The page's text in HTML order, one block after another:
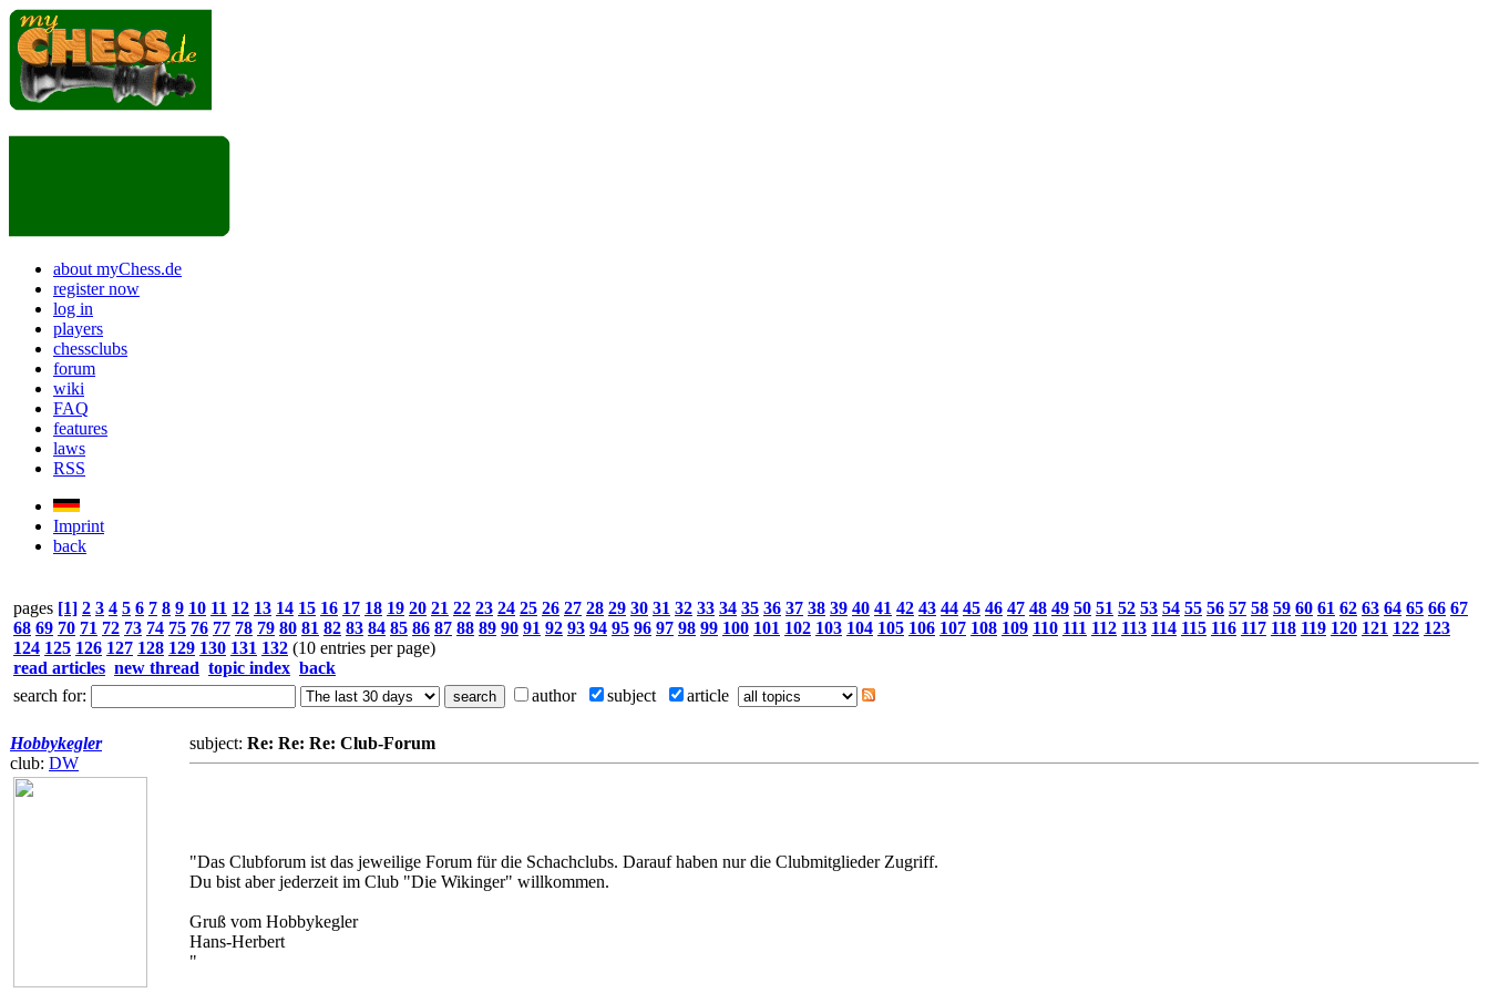
about myChess.de
register now
log in
players
chessclubs
forum
wiki
FAQ
features
laws
RSS
Imprint
back
pages [1] 2 3 4 5 6 7 8 9 10 11 12 13 14 15 16 17 18 19 20 21 22 23 24 25 26 27 28 29 30 31 32 33 34 35 36 37 38 39 40 41 42 43 44 45 46 47 48 49 50 51 52 53 54 55 56 57 58 59 60 61 62 63 64 65 66 67
68 69 70 71 72 73 74 75 76 77 78 79 80 81 82 83 84 85 86 87 88 89 90 91 92 93 94 95 96 97 98 99 100 101 102 103 104 105 106 107 108 109 110 111 112 113 114 115 116 117 118 119 120 121 122 123
124 125 126 127 128 129 130 131 132 (10 entries per page)
read articles new thread topic index back
search for:
author subject article
Hobbykegler
club: DW
subject: Re: Re: Re: Club-Forum
"Das Clubforum ist das jeweilige Forum für die Schachclubs. Darauf haben nur die Clubmitglieder Zugriff.
Du bist aber jederzeit im Club "Die Wikinger" willkommen.
Gruß vom Hobbykegler
Hans-Herbert
"